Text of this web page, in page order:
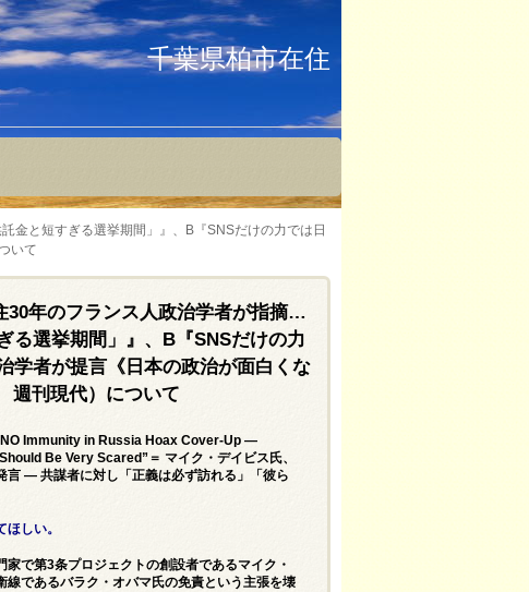
千葉県柏市在住
金と短すぎる選挙期間」』、B『SNSだけの力では日
いて
30年のフランス人政治学者が指摘…
る選挙期間」』、B『SNSだけの力
者が提言《日本の政治が面白くな
週刊現代）について
Immunity in Russia Hoax Cover-Up —
Be Very Scared”＝ マイク・デイビス氏、
言 ― 共謀者に対し「正義は必ず訪れる」「彼ら
しい。
で第3条プロジェクトの創設者であるマイク・
であるバラク・オバマ氏の免責という主張を壊